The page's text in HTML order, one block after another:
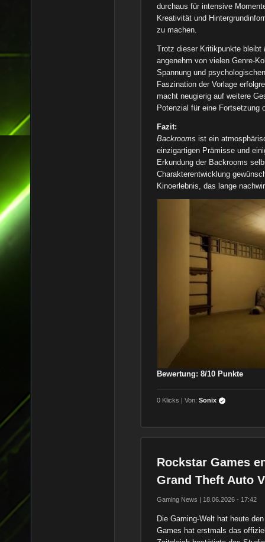
durchaus für intensive
Kreativität und
zu machen.
Trotz dieser Kritikpunkte bleibt
angenehm von vielen Genre-
Spannung und
Faszination der Vorlage
macht neugierig auf weitere
Potenzial für eine Fortsetzung
Fazit:
Backrooms ist ein
einzigartigen Prämisse und
Erkundung der Backrooms
Charakterentwicklung
Kinoerlebnis, das lange
Bewertung: 8/10 Punkte
0 Klicks | Von:Sonix
Rockstar Games
Grand Theft Auto
Gaming News | 18.06.2026 - 17:42
Die Gaming-Welt hat heute
Games hat erstmals das